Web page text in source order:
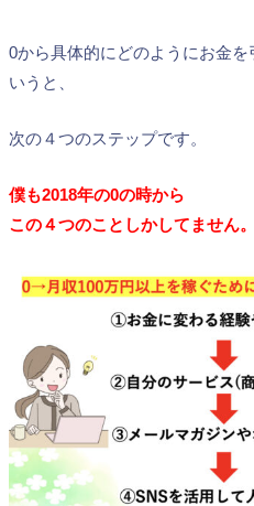
0から具体的にどのようにお金
いうと、
次の４つのステップです。
僕も2018年の0の時から
この４つのことしかしてません。